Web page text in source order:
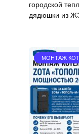
городской
дядюшки из
МОНТАЖ